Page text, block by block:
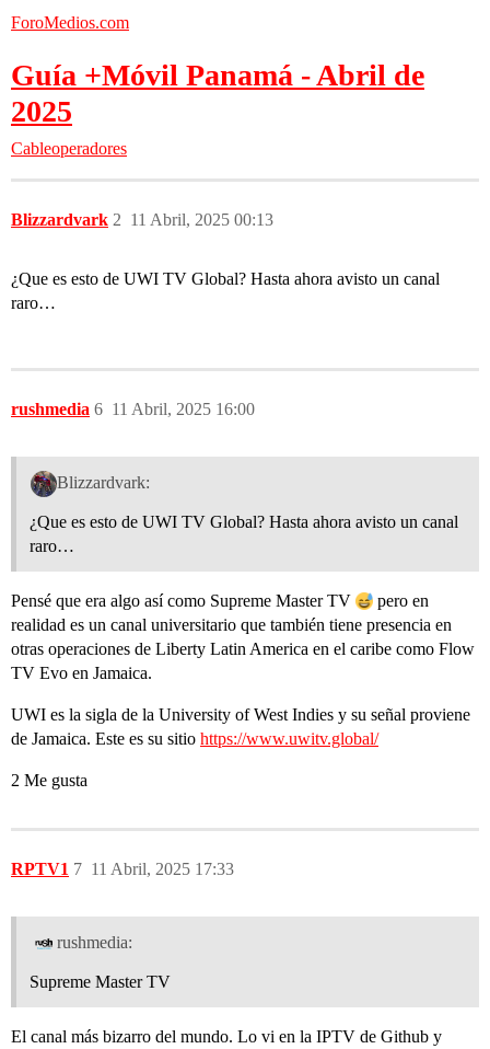
ForoMedios.com
Guía +Móvil Panamá - Abril de
2025
Cableoperadores
Blizzardvark 11 Abril, 2025 00:13
2
¿Que es esto de UWI TV Global? Hasta ahora avisto un canal
raro…
rushmedia 11 Abril, 2025 16:00
6
Blizzardvark:
¿Que es esto de UWI TV Global? Hasta ahora avisto un canal
raro…
Pensé que era algo así como Supreme Master TV
pero en
realidad es un canal universitario que también tiene presencia en
otras operaciones de Liberty Latin America en el caribe como Flow
TV Evo en Jamaica.
UWI es la sigla de la University of West Indies y su señal proviene
de Jamaica. Este es su sitio https://www.uwitv.global/
2 Me gusta
RPTV1 11 Abril, 2025 17:33
7
rushmedia:
Supreme Master TV
El canal más bizarro del mundo. Lo vi en la IPTV de Github y